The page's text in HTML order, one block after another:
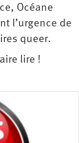
Océane
l’urgence de
queer.
lire !